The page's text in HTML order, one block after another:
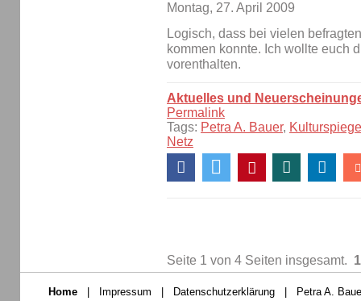
Montag, 27. April 2009
Logisch, dass bei vielen
kommen konnte. Ich wollte euch
vorenthalten.
Aktuelles und
Permalink
Tags: Petra A. Bauer,
Netz
Seite 1 von 4 Seiten insgesamt. 1
Home | Impressum | Datenschutzerklärung | Petra A.